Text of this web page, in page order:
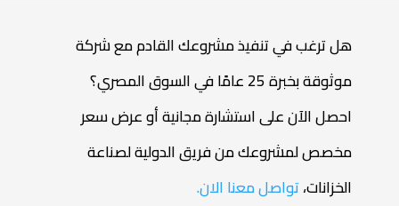
هل ترغب في تنفيذ مشروعك القادم مع شركة
موثوقة بخبرة 25 عامًا في السوق المصري؟
احصل الآن على استشارة مجانية أو عرض سعر
مخصص لمشروعك من فريق الدولية لصناعة
الخزانات،تواصل معنا الان.